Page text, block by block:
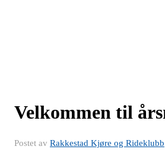
Velkommen til
Postet av Rakkestad Kjøre og Rideklubb